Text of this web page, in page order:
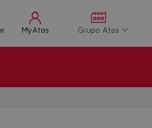
MyAtos Grupo Atos